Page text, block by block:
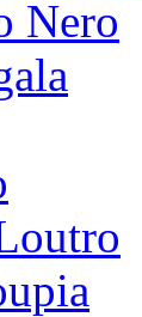
Nero